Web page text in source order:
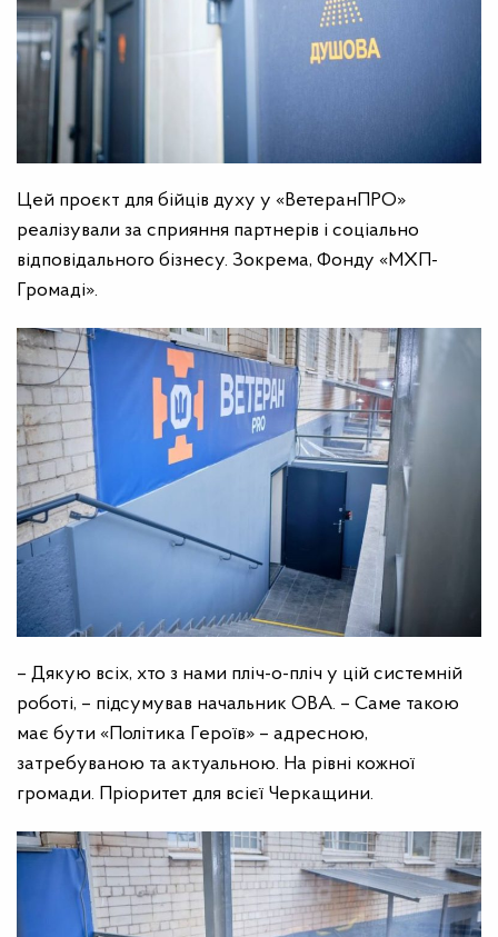
Цей проєкт для бійців духу у «ВетеранПРО»
реалізували за сприяння партнерів і соціально
відповідального бізнесу. Зокрема, Фонду «МХП-
Громаді».
– Дякую всіх, хто з нами пліч-о-пліч у цій системній
роботі, – підсумував начальник ОВА. – Саме такою
має бути «Політика Героїв» – адресною,
затребуваною та актуальною. На рівні кожної
громади. Пріоритет для всієї Черкащини.